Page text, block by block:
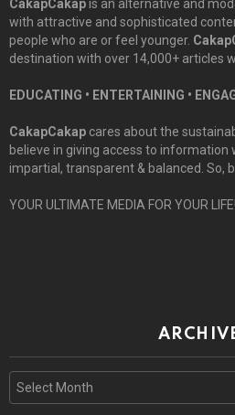
CakapCakapis an alternative and
with attractive and sophisticated
people who are or feel younger.
destination with over 14,000+ articles
EDUCATING • ENTERTAINING •
CakapCakap cares about the
believe in giving access to information
impartial, transparent & balanced. So,
YOUR ULTIMATE MEDIA FOR YOUR LIFE!
Archives